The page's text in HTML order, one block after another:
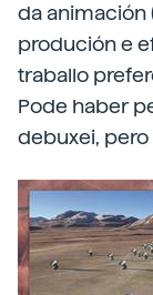
da
produción e
traballo
Pode haber
debuxei, pero